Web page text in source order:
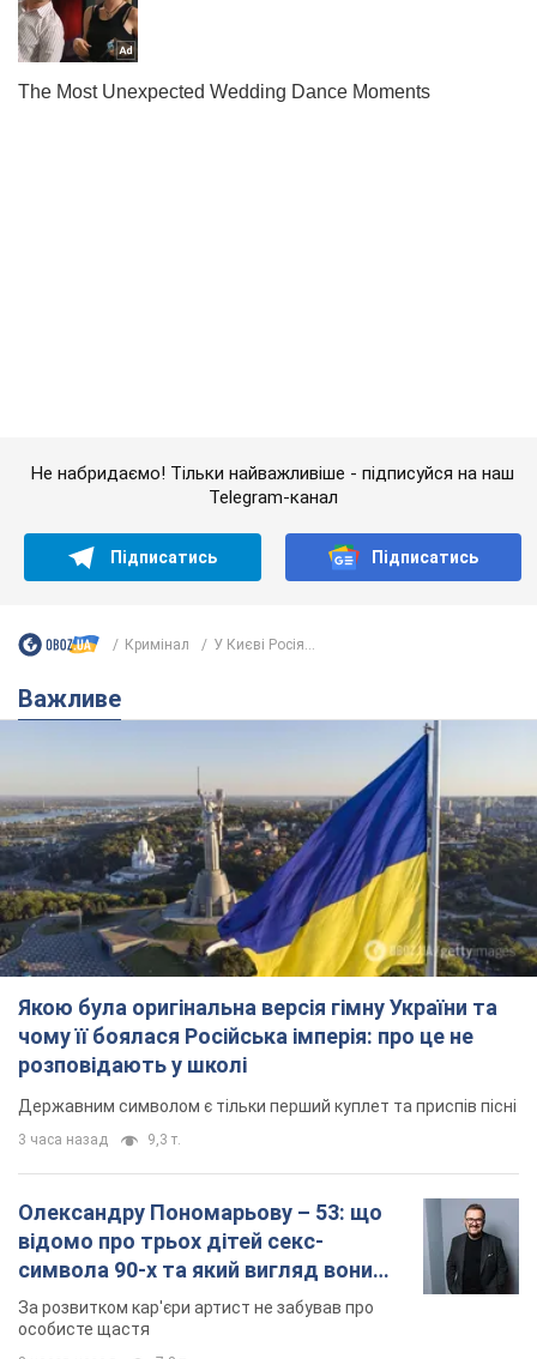
чому її боялася Російська імперія: про це не
Державним символом є тільки перший куплет та приспів пісні
3 часа назад 9,3 т.
Олександру Пономарьову – 53: що
відомо про трьох дітей секс-
символа 90-х та який вигляд вони
мають
За розвитком кар'єри артист не забував про
особисте щастя
8 часов назад 7,8 т.
У ПриватБанку розповіли, чи дійсні
долари 1996 року: чи приймають
приймають старі долари
10 часов назад 70,0 т.